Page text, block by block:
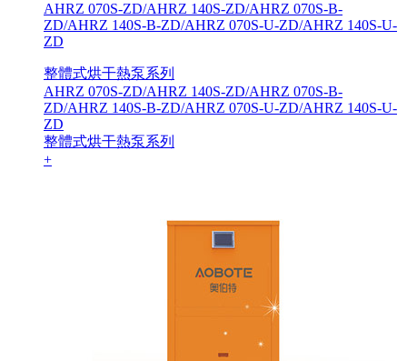
AHRZ 070S-ZD/AHRZ 140S-ZD/AHRZ 070S-B-
ZD/AHRZ 140S-B-ZD/AHRZ 070S-U-ZD/AHRZ 140S-U-
ZD
整體式烘干熱泵系列
AHRZ 070S-ZD/AHRZ 140S-ZD/AHRZ 070S-B-
ZD/AHRZ 140S-B-ZD/AHRZ 070S-U-ZD/AHRZ 140S-U-
ZD
整體式烘干熱泵系列
+